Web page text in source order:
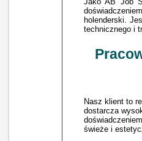
holenderski.
technicznego i
Nasz klient to
dostarcza
świeże i